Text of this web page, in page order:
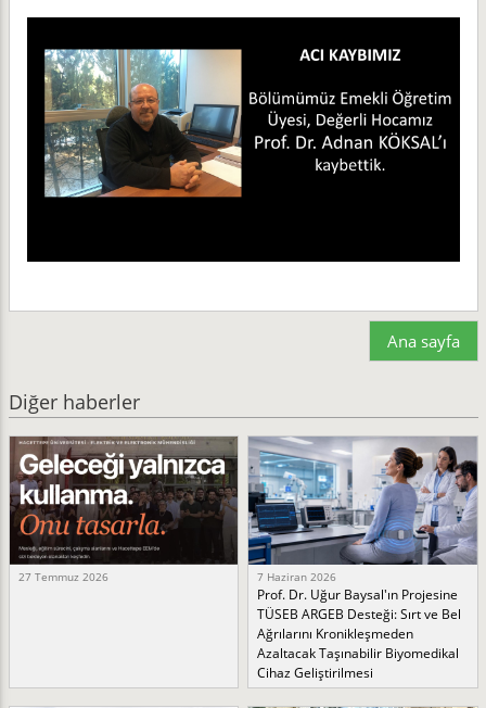
Ana sayfa
Diğer haberler
27 Temmuz 2026 7 Haziran 2026
Prof. Dr. Uğur Baysal'ın Projesine
TÜSEB ARGEB Desteği: Sırt ve Bel
Ağrılarını Kronikleşmeden
Azaltacak Taşınabilir Biyomedikal
Cihaz Geliştirilmesi